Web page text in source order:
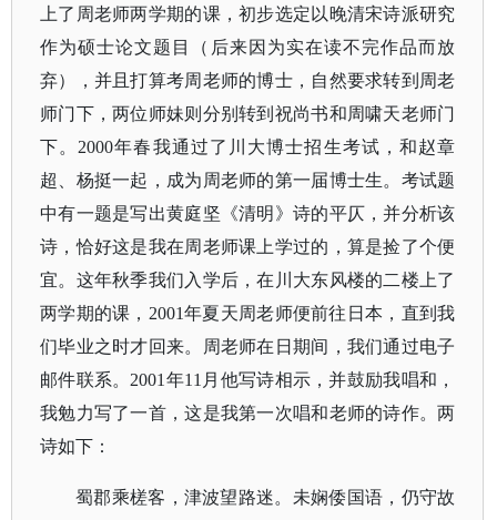
上了周老师两学期的课，初步选定以晚清宋诗派研究
作为硕士论文题目（后来因为实在读不完作品而放
弃），并且打算考周老师的博士，自然要求转到周老
师门下，两位师妹则分别转到祝尚书和周啸天老师门
下。2000年春我通过了川大博士招生考试，和赵章
超、杨挺一起，成为周老师的第一届博士生。考试题
中有一题是写出黄庭坚《清明》诗的平仄，并分析该
诗，恰好这是我在周老师课上学过的，算是捡了个便
宜。这年秋季我们入学后，在川大东风楼的二楼上了
两学期的课，2001年夏天周老师便前往日本，直到我
们毕业之时才回来。周老师在日期间，我们通过电子
邮件联系。2001年11月他写诗相示，并鼓励我唱和，
我勉力写了一首，这是我第一次唱和老师的诗作。两
诗如下：
蜀郡乘槎客，津波望路迷。未娴倭国语，仍守故